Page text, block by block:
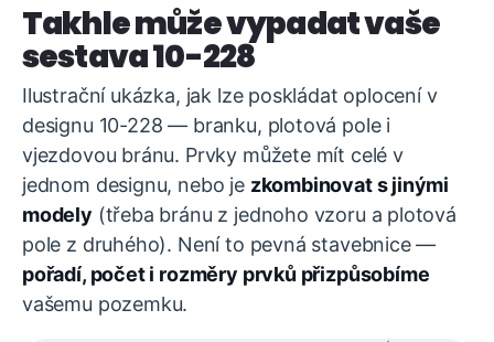
Takhle může vypadat vaše
sestava 10-228
Ilustrační ukázka, jak lze poskládat oplocení v
designu 10-228 — branku, plotová pole i
vjezdovou bránu. Prvky můžete mít celé v
jednom designu, nebo je zkombinovat s jinými
modely (třeba bránu z jednoho vzoru a plotová
pole z druhého). Není to pevná stavebnice —
pořadí, počet i rozměry prvků přizpůsobíme
vašemu pozemku.